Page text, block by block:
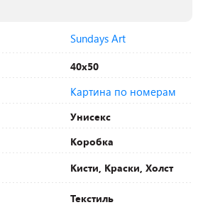
Sundays Art
40х50
Картина по номерам
Унисекс
Коробка
Кисти, Краски, Холст
Текстиль